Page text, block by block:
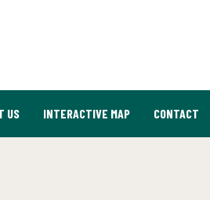
US INTERACTIVE MAP CONTACT